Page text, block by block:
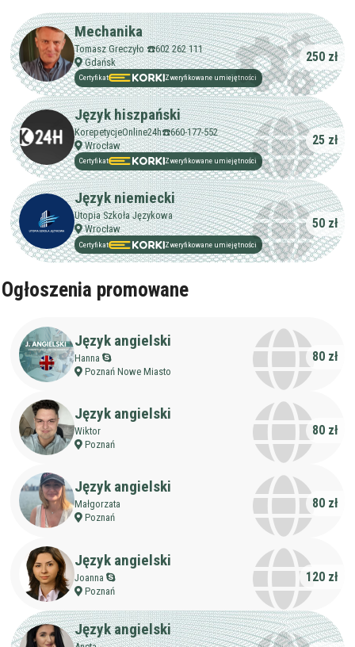
Mechanika
Tomasz Greczyło ☎️602 262 111
Gdańsk
Certyfikat Zweryfikowane umiejętności
250 zł
Język hiszpański
KorepetycjeOnline24h☎️660-177-552
Wrocław
Certyfikat Zweryfikowane umiejętności
25 zł
Język niemiecki
Utopia Szkoła Językowa
Wrocław
Certyfikat Zweryfikowane umiejętności
50 zł
Ogłoszenia promowane
Język angielski
Hanna
Poznań Nowe Miasto
80 zł
Język angielski
Wiktor
Poznań
80 zł
Język angielski
Małgorzata
Poznań
80 zł
Język angielski
Joanna
Poznań
120 zł
Język angielski